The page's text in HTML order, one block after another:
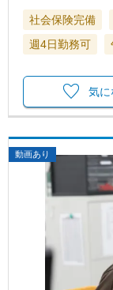
社会保険完備
週4日勤務可
気に
動画あり